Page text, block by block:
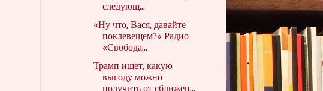
следующ...
«Ну что, Вася, давайте
поклевещем?» Радио
«Свобода...
Трамп ищет, какую
выгоду можно